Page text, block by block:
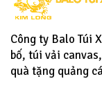
Công ty Balo Túi
bố, túi vải
quà tặng quảng